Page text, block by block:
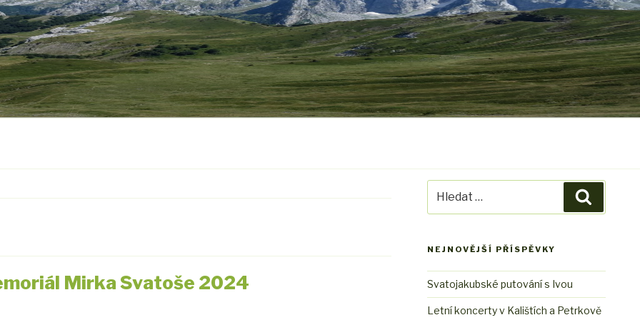
Mirka Svatoše 2024
NEJNOVĚJŠÍ PŘÍSPĚVKY
Svatojakubské putování s Ivou
Letní koncerty v Kalištích a Petrkově